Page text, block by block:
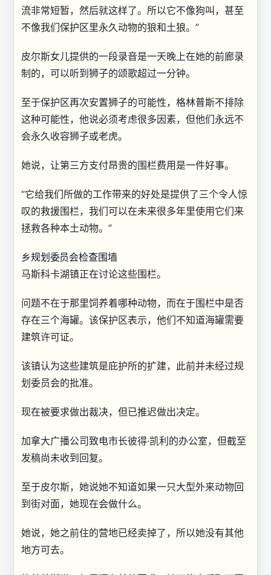
流非常短暂，然后就这样了。所以它不像狗叫，甚至
不像我们保护区里永久动物的狼和土狼。”
皮尔斯女儿提供的一段录音是一天晚上在她的前廊录
制的，可以听到狮子的颂歌超过一分钟。
至于保护区再次安置狮子的可能性，格林普斯不排除
这种可能性，他说必须考虑很多因素，但他们永远不
会永久收容狮子或老虎。
她说，让第三方支付昂贵的围栏费用是一件好事。
“它给我们所做的工作带来的好处是提供了三个令人惊
叹的救援围栏，我们可以在未来很多年里使用它们来
拯救各种本土动物。”
乡规划委员会检查围墙
马斯科卡湖镇正在讨论这些围栏。
问题不在于那里饲养着哪种动物，而在于围栏中是否
存在三个海罐。该保护区表示，他们不知道海罐需要
建筑许可证。
该镇认为这些建筑是庇护所的扩建，此前并未经过规
划委员会的批准。
现在被要求做出裁决，但已推迟做出决定。
加拿大广播公司致电市长彼得·凯利的办公室，但截至
发稿尚未收到回复。
至于皮尔斯，她说她不知道如果一只大型外来动物回
到街对面，她现在会做什么。
她说，她之前住的营地已经卖掉了，所以她没有其他
地方可去。